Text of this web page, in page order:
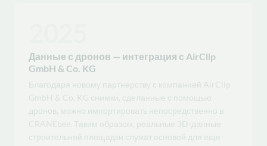
GmbH & Co. KG
Благодаря новому партнерству с компанией AirClip
GmbH & Co. KG снимки, сделанные с помощью
дронов, можно импортировать непосредственно в
CRANEbee. Таким образом, реальные 3D-данные
строительной площадки служат основой для еще
более точного планирования использования кранов.